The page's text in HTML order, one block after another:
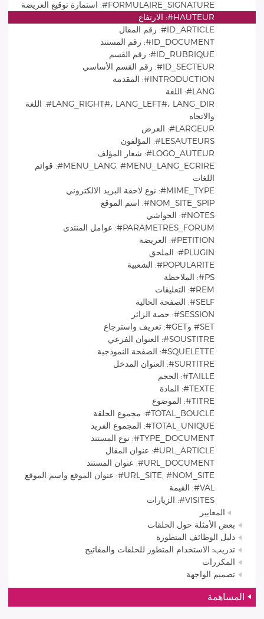
FORMULAIRE_SIGNATURE#: استمارة توقيع العريضة
HAUTEUR#: الارتفاع
ID_ARTICLE#: رقم المقال
ID_DOCUMENT#: رقم المستند
ID_RUBRIQUE#: رقم القسم
ID_SECTEUR#: رقم القسم الأساسي
INTRODUCTION#: المقدمة
LANG#: اللغة
LANG_RIGHT#، LANG_LEFT#، LANG_DIR#: اللغة
والاتجاه
LARGEUR#: العرض
LESAUTEURS#: المؤلفون
LOGO_AUTEUR#: شعار المؤلف
MENU_LANG, #MENU_LANG_ECRIRE#: قوائم
اللغات
MIME_TYPE#: نوع لاحقة البريد الالكتروني
NOM_SITE_SPIP#: اسم الموقع
NOTES#: الحواشي
PARAMETRES_FORUM#: عوامل المنتدى
PETITION#: العريضة
PLUGIN#: الملحق
POPULARITE#: الشعبية
PS#: الملاحظة
REM#: التعليقات
SELF#: الصفحة الحالية
SESSION#: حصة الزائر
SET# وGET#: تعريف واسترجاع
SOUSTITRE#: العنوان الفرعي
SQUELETTE#: الصفحة النموذجية
SURTITRE#: العنوان المدخل
TAILLE#: الحجم
TEXTE#: المادة
TITRE#: الموضوع
TOTAL_BOUCLE#: مجموع الحلقة
TOTAL_UNIQUE#: المجموع الفريد
TYPE_DOCUMENT#: نوع المستند
URL_ARTICLE#: عنوان المقال
URL_DOCUMENT#: عنوان المستند
URL_SITE, #NOM_SITE#: عنوان الموقع واسم الموقع
VAL#: القيمة
VISITES#: الزيارات
المعايير
بعض الأمثلة حول الحلقات
دليل الوظائف المتطورة
تدريب: الاستخدام المتطور للحلقات والمفاتيح
المكررات
تصميم الواجهة
المساهمة